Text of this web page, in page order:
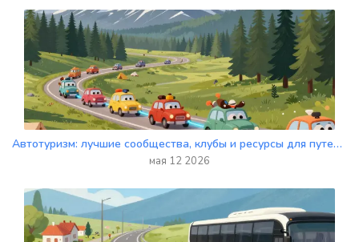
Автотуризм: лучшие сообщества, клубы и ресурсы для путешествий в России
мая 12 2026